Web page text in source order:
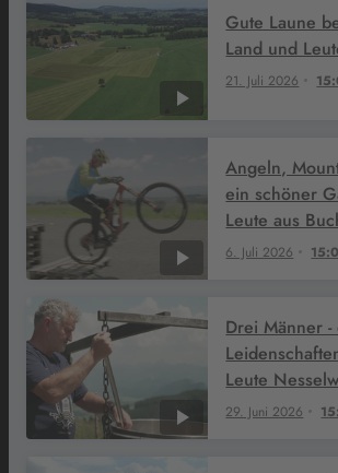
21. Juli 2026
Gute Laune
Land und
6. Juli 2026
Angeln,
ein schöner
Leute aus
29. Juni 2026
Drei Männer -
Leute